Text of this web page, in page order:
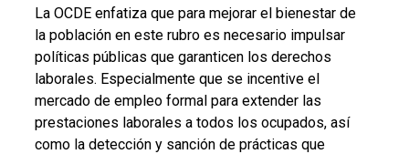
La OCDE enfatiza que para mejorar el bienestar de
la población en este rubro es necesario impulsar
políticas públicas que garanticen los derechos
laborales. Especialmente que se incentive el
mercado de empleo formal para extender las
prestaciones laborales a todos los ocupados, así
como la detección y sanción de prácticas que